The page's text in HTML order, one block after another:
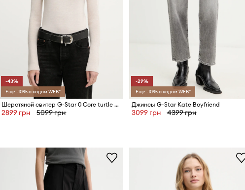
-43%
Ещё -10% с кодом WEB*
Шерстяной свитер G-Star 0 Core turtle slim knit
2899 грн 5099 грн
-29%
Ещё -10% с кодом WEB*
Джинсы G-Star Kate Boyfriend
3099 грн 4399 грн